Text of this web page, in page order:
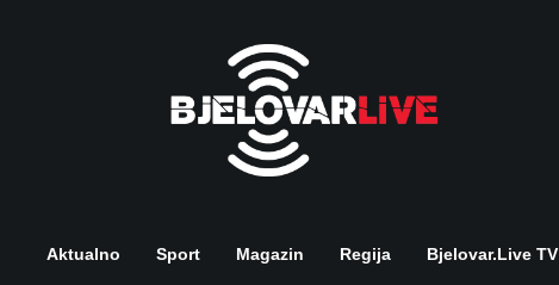
Aktualno Sport Magazin Regija Bjelovar.live TV